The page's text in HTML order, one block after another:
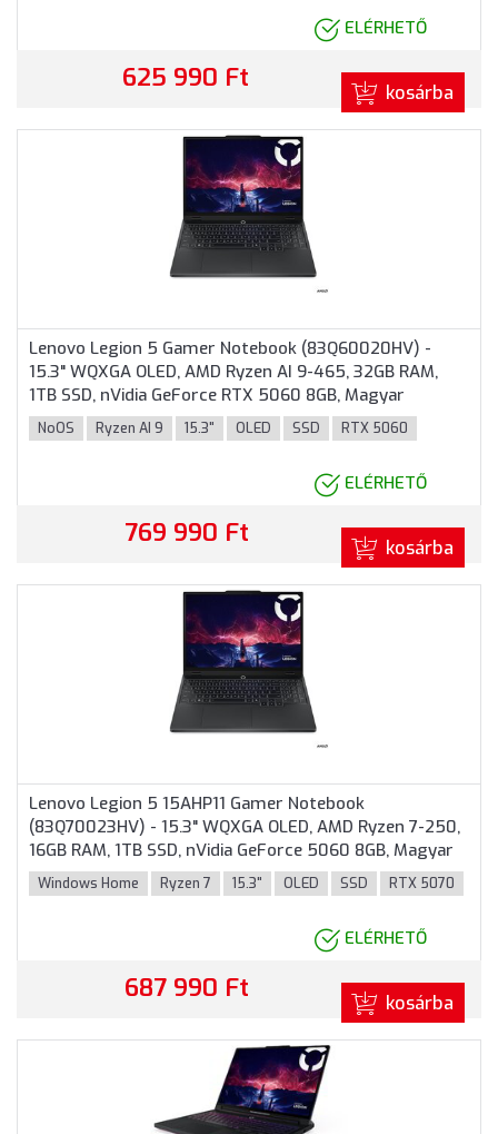
ELÉRHETŐ
625 990 Ft kosárba
Lenovo Legion 5 Gamer Notebook (83Q60020HV) -
15.3" WQXGA OLED, AMD Ryzen AI 9-465, 32GB RAM,
1TB SSD, nVidia GeForce RTX 5060 8GB, Magyar
billentyűzet, Operációs rendszer nélkül, 3 év garancia,
Fekete színben
NoOS Ryzen AI 9 15.3" OLED SSD RTX 5060
ELÉRHETŐ
769 990 Ft kosárba
Lenovo Legion 5 15AHP11 Gamer Notebook
(83Q70023HV) - 15.3" WQXGA OLED, AMD Ryzen 7-250,
16GB RAM, 1TB SSD, nVidia GeForce 5060 8GB, Magyar
billentyűzet, Windows 11 Home, 3 év garancia, Fekete
színben
Windows Home Ryzen 7 15.3" OLED SSD RTX 5070
ELÉRHETŐ
687 990 Ft kosárba